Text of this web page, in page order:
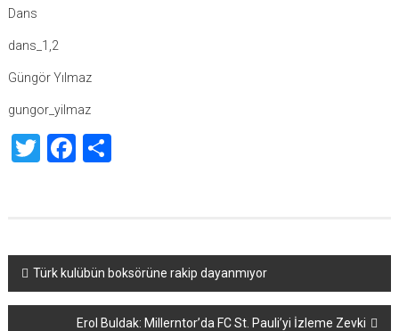
Dans
dans_1,2
Güngör Yılmaz
gungor_yilmaz
TwitterFacebook
Share
Yazı
dolaşımı
Türk kulübün boksörüne rakip dayanmıyor
Erol Buldak: Millerntor’da FC St. Pauli’yi İzleme Zevki